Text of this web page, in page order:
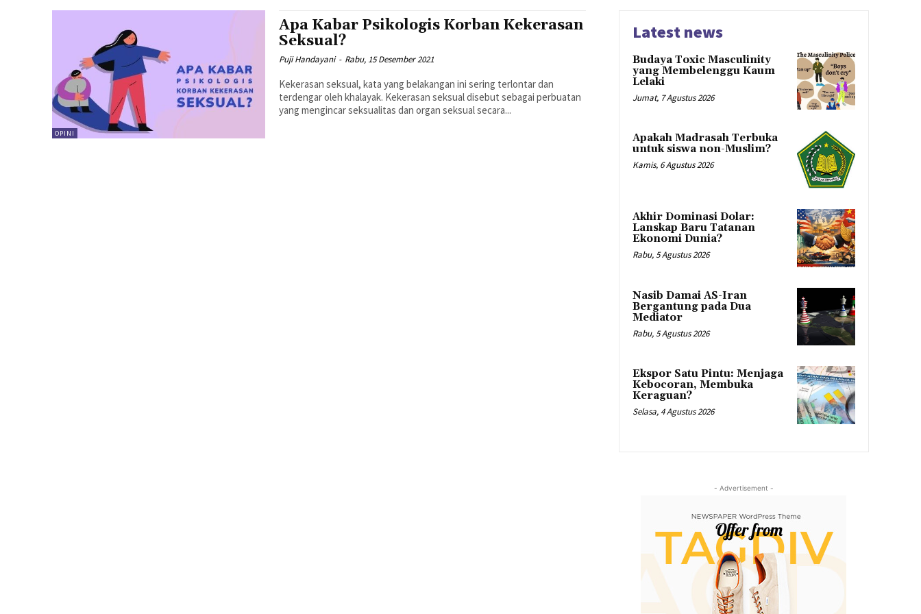
OPINI
Apa Kabar Psikologis Korban Kekerasan
Seksual?
Puji Handayani - Rabu, 15 Desember 2021
Kekerasan seksual, kata yang belakangan ini sering terlontar dan
terdengar oleh khalayak. Kekerasan seksual disebut sebagai perbuatan
yang mengincar seksualitas dan organ seksual secara...
Latest news
Budaya Toxic Masculinity
yang Membelenggu Kaum
Lelaki
Jumat, 7 Agustus 2026
Apakah Madrasah Terbuka
untuk siswa non-Muslim?
Kamis, 6 Agustus 2026
Akhir Dominasi Dolar:
Lanskap Baru Tatanan
Ekonomi Dunia?
Rabu, 5 Agustus 2026
Nasib Damai AS-Iran
Bergantung pada Dua
Mediator
Rabu, 5 Agustus 2026
Ekspor Satu Pintu: Menjaga
Kebocoran, Membuka
Keraguan?
Selasa, 4 Agustus 2026
- Advertisement -